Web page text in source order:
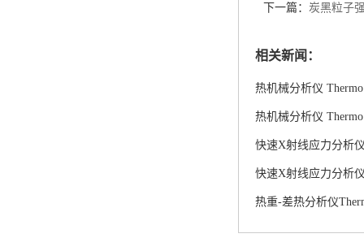
下一篇： 炭黑粒子
相关新闻：
热机械分析仪
热机械分析仪
快速X射线应力分析
快速X射线应力分析
热重-差热分析仪